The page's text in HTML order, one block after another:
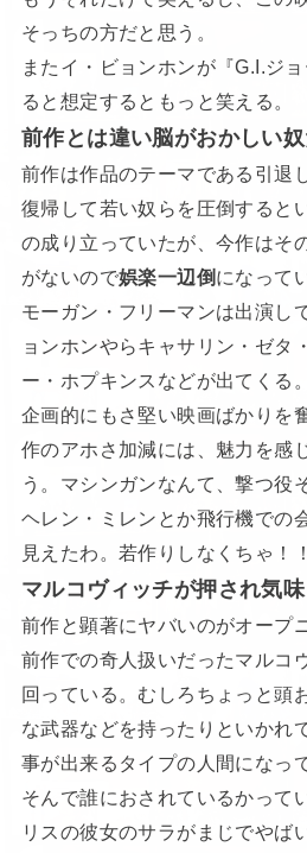
そっちの方だと思う。
またイ・ビョンホンが『G.I.ジ
ると想定するともっと笑える。
前作とは違い脳がおかしい奴
前作は作品のテーマである引退
復帰して若い奴らを圧倒すると
の成り立っていたが、今作はそ
がないので娯楽一辺倒になって
モーガン・フリーマンは出演し
ョンホンやらキャサリン・ゼタ
ー・ホプキンスなどが出てくる。
企画的にもさ堅い映画ばかりを
作のアホさ加減には、魅力を感
う。マシンガンなんて、撃つ役
ヘレン・ミレンとか飛行機での
見えたわ。若作りしなくちゃ！
マルコヴィッチが押され気味
前作と顕著にヤバいのがオープ
前作での奇人扱いだったマルコ
回っている。むしろちょっと頭
な武器などを持ったりといかれ
事が出来るタイプの人間になっ
そんで誰におされているかって
リスの彼女のサラがまじでやばい